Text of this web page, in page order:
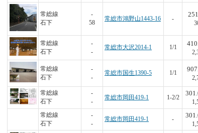
常総線
石下
-
58
常総市鴻野山1443-16 -
常総線
石下
-
-
常総市大沢2014-1 1/1
常総線
石下
-
-
常総市国生1390-5 1/1
常総線
石下
-
-
常総市岡田419-1 1-2/2
常総線
石下
-
-
常総市岡田419-1 -